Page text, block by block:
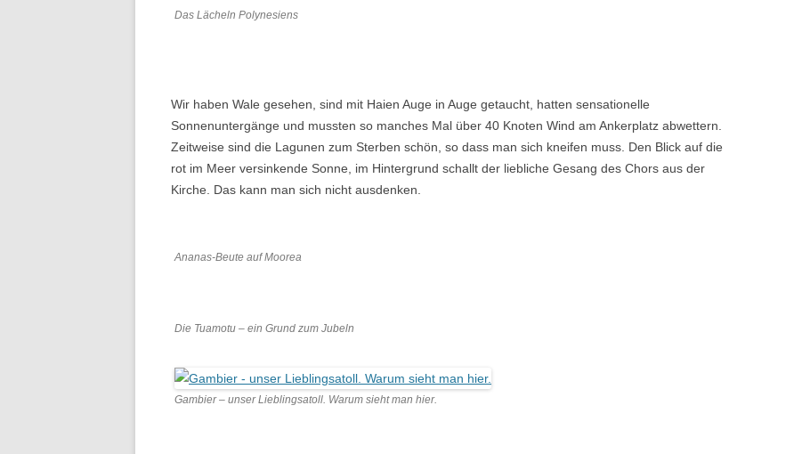
Das Lächeln Polynesiens
Wir haben Wale gesehen, sind mit Haien Auge in Auge getaucht, hatten sensationelle
Sonnenuntergänge und mussten so manches Mal über 40 Knoten Wind am Ankerplatz abwettern.
Zeitweise sind die Lagunen zum Sterben schön, so dass man sich kneifen muss. Den Blick auf die
rot im Meer versinkende Sonne, im Hintergrund schallt der liebliche Gesang des Chors aus der
Kirche. Das kann man sich nicht ausdenken.
Ananas-Beute auf Moorea
Die Tuamotu – ein Grund zum Jubeln
Gambier – unser Lieblingsatoll. Warum sieht man hier.